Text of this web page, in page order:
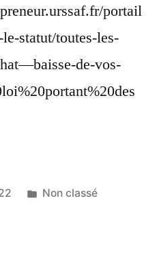
portail
statut/toutes-les-
de-vos-
Non classé